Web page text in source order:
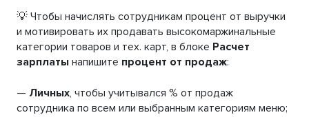
💡 Чтобы начислять сотрудникам процент от выручки
и мотивировать их продавать высокомаржинальные
категории товаров и тех. карт, в блоке Расчет
зарплаты напишите процент от продаж:
— Личных, чтобы учитывался % от продаж
сотрудника по всем или выбранным категориям меню;